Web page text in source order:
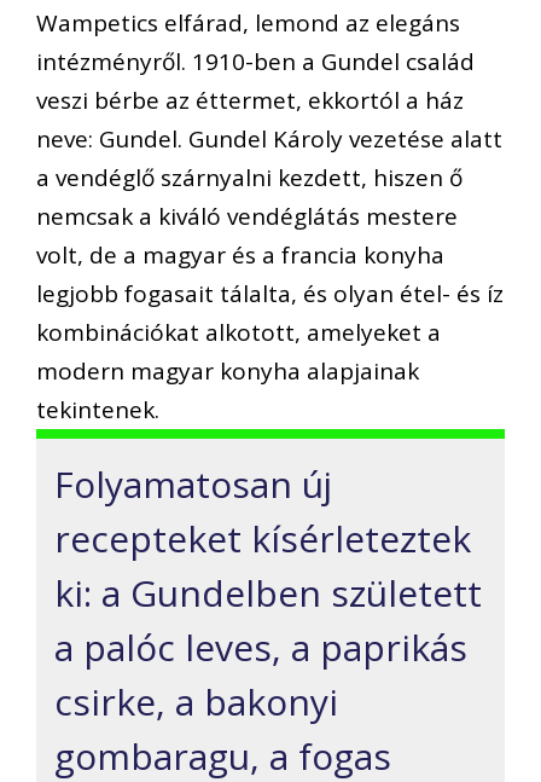
Wampetics elfárad, lemond az elegáns
intézményről. 1910-ben a Gundel család
veszi bérbe az éttermet, ekkortól a ház
neve: Gundel. Gundel Károly vezetése alatt
a vendéglő szárnyalni kezdett, hiszen ő
nemcsak a kiváló vendéglátás mestere
volt, de a magyar és a francia konyha
legjobb fogasait tálalta, és olyan étel- és íz
kombinációkat alkotott, amelyeket a
modern magyar konyha alapjainak
tekintenek.
Folyamatosan új
recepteket kísérleteztek
ki: a Gundelben született
a palóc leves, a paprikás
csirke, a bakonyi
gombaragu, a fogas